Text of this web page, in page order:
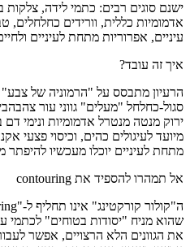
ישנם סוגים רבים: כתמי לידה, צלקות
אדמומיות כללית, וורידים כחלחלים,
עיניים, אפרוריות מתחת לעיניים
איך זה עובד?
הרעיון מתבסס על "הרמוניה של
סגול-כחלחל "מעלים" גווני עור
ירוק מנטה מנטרל אדמומיות ונימי דם
מיועד לעיגולים כהים, וכיסוי פצעי
מתחת לעיניים יוכלו מעכשיו
אל תמהרו להספיד את contouring
שהוא מניח "יסודות בטוחים" לכתמי
את הגוונים הלא הרצויים, אפשר